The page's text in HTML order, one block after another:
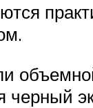
черный